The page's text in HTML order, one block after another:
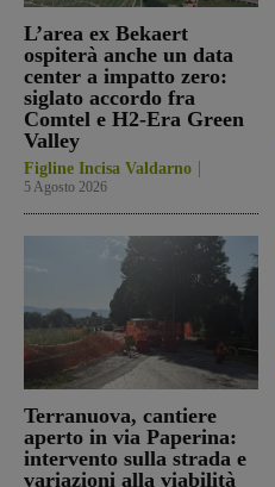
L’area ex Bekaert
ospiterà anche un data
center a impatto zero:
siglato accordo fra
Comtel e H2-Era Green
Valley
Figline Incisa Valdarno
5 Agosto 2026
Terranuova, cantiere
aperto in via Paperina:
intervento sulla strada e
variazioni alla viabilità